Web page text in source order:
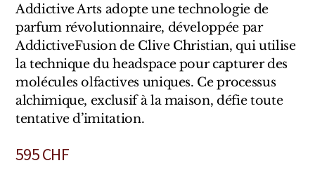
Addictive Arts adopte une technologie de
parfum révolutionnaire, développée par
AddictiveFusion de Clive Christian, qui utilise
la technique du headspace pour capturer des
molécules olfactives uniques. Ce processus
alchimique, exclusif à la maison, défie toute
tentative d’imitation.
595CHF
Marques Néerlandaises
Pure Distance
Marques Anglaises
Clive Christian
Marques Argentines